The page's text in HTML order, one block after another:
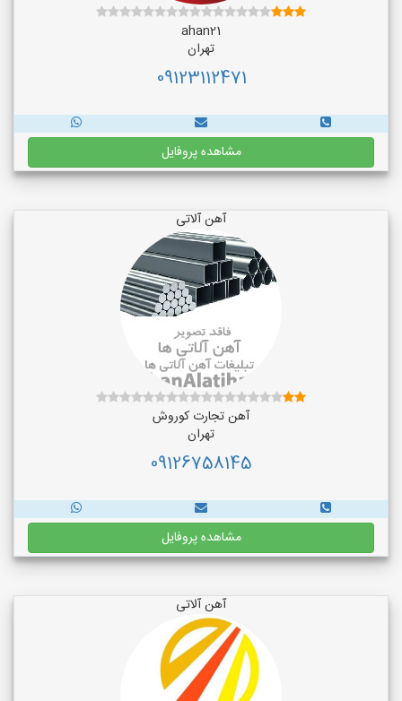
ahan21
تهران
09123112471
مشاهده پروفایل
آهن آلاتی
آهن تجارت کوروش
تهران
09126758145
مشاهده پروفایل
آهن آلاتی